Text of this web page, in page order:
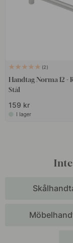
2
Handtag Norma 12 -
Stål
159 kr
I lager